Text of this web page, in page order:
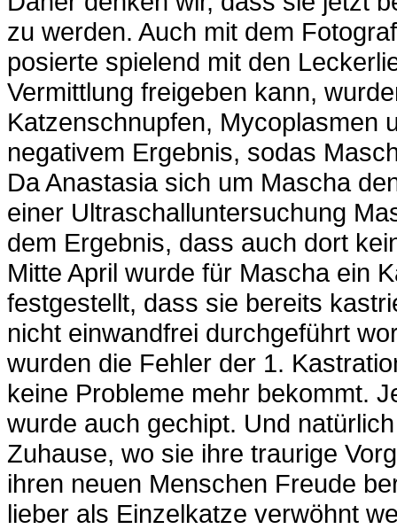
zu werden. Auch mit dem
posierte spielend mit den
Vermittlung freigeben kann,
Katzenschnupfen, Mycoplasmen
negativem Ergebnis, sodas
Da Anastasia sich um Mascha
einer Ultraschalluntersuchung
dem Ergebnis, dass auch dort
Mitte April wurde für Mascha ein
festgestellt, dass sie bereits
nicht einwandfrei durchgeführt
wurden die Fehler der 1.
keine Probleme mehr bekommt.
wurde auch gechipt. Und
Zuhause, wo sie ihre traurige
ihren neuen Menschen Freude
lieber als Einzelkatze verwöhnt